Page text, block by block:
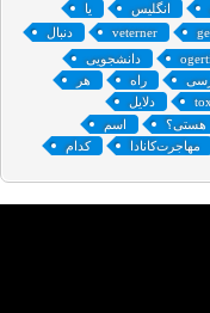
انگلیس
یا
veterner
دنبال
دانشجویی
راه
هر
دلایل
هستی؟
اسم
مهاجرت‌کانادا
کدام